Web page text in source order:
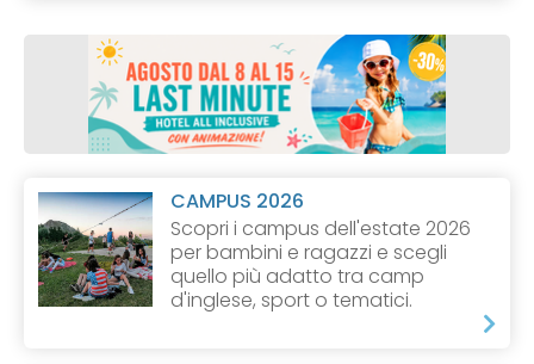
CAMPUS 2026
Scopri i campus dell'estate 2026
per bambini e ragazzi e scegli
quello più adatto tra camp
d'inglese, sport o tematici.